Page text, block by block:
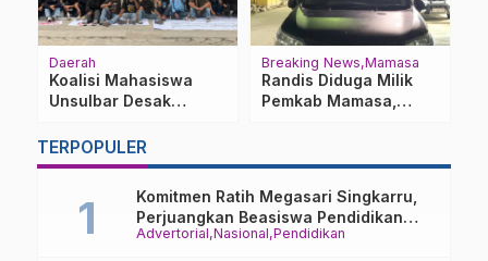
Daerah
Koalisi Mahasiswa
Unsulbar Desak
Ormawa dan Polemik
Hasil MUBES BEM
Breaking News Mamasa
Randis Diduga Milik
Pemkab Mamasa,
Warga
TERPOPULER
Advertorial Nasional Pendidikan
Komitmen Ratih Megasari Singkarru,
Perjuangkan Beasiswa Pendidikan
Dari PAUD Hingga Perguruan Tinggi